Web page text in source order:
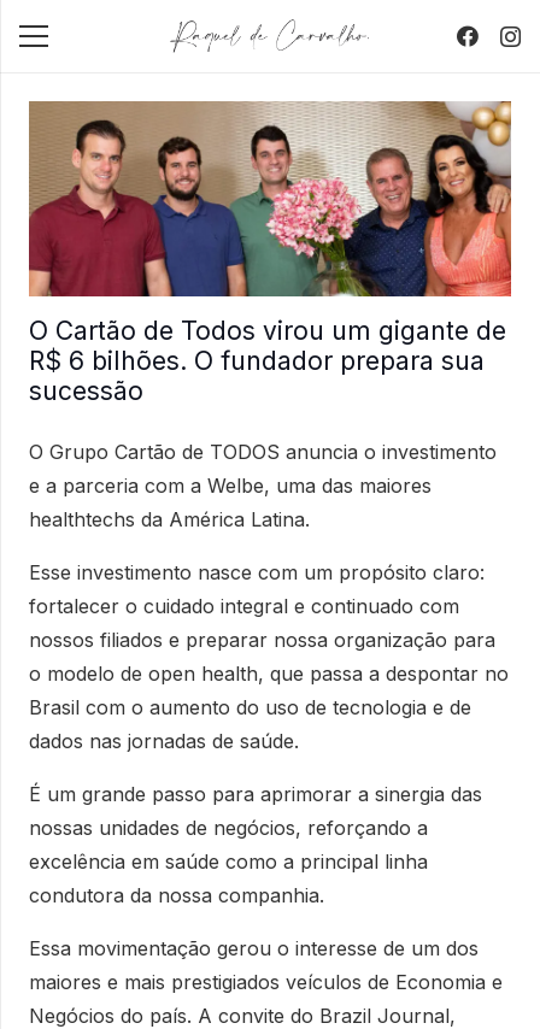
O Cartão de Todos virou um gigante de
R$ 6 bilhões. O fundador prepara sua
sucessão
O Grupo Cartão de TODOS anuncia o investimento
e a parceria com a Welbe, uma das maiores
healthtechs da América Latina.
Esse investimento nasce com um propósito claro:
fortalecer o cuidado integral e continuado com
nossos filiados e preparar nossa organização para
o modelo de open health, que passa a despontar no
Brasil com o aumento do uso de tecnologia e de
dados nas jornadas de saúde.
É um grande passo para aprimorar a sinergia das
nossas unidades de negócios, reforçando a
excelência em saúde como a principal linha
condutora da nossa companhia.
Essa movimentação gerou o interesse de um dos
maiores e mais prestigiados veículos de Economia e
Negócios do país. A convite do Brazil Journal,